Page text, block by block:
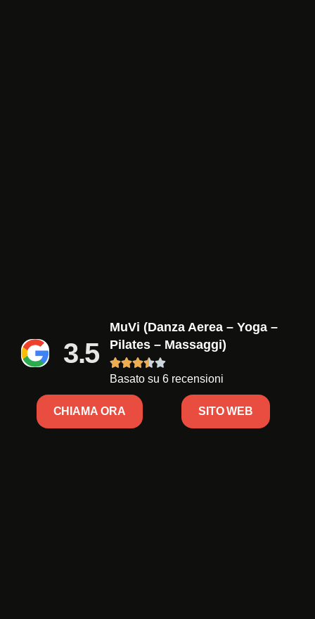
3.5
MuVi (Danza Aerea – Yoga –
Pilates – Massaggi)

Basato su 6 recensioni
CHIAMA ORA SITO WEB